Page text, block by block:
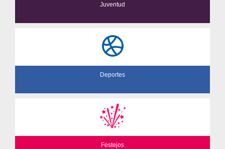
Juventud
Deportes
Festejos